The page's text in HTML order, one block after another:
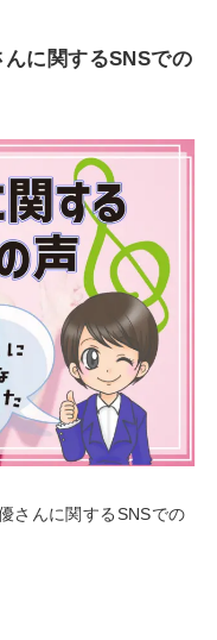
んに関するSNSでの
さんに関するSNSでの